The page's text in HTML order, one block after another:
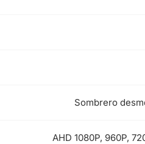
Sombrero
AHD 1080P, 960P,